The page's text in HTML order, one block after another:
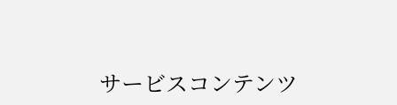
サービスコンテンツ